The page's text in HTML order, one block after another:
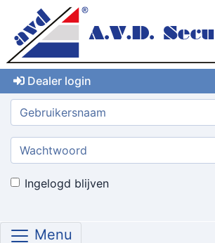
Dealer login
Gebruikersnaam:
Wachtwoord:
Ingelogd blijven
Menu